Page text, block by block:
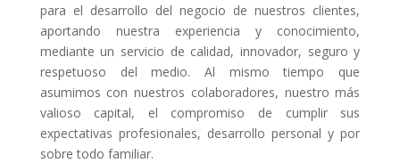
para el desarrollo del negocio de nuestros clientes,
aportando nuestra experiencia y conocimiento,
mediante un servicio de calidad, innovador, seguro y
respetuoso del medio. Al mismo tiempo que
asumimos con nuestros colaboradores, nuestro más
valioso capital, el compromiso de cumplir sus
expectativas profesionales, desarrollo personal y por
sobre todo familiar.